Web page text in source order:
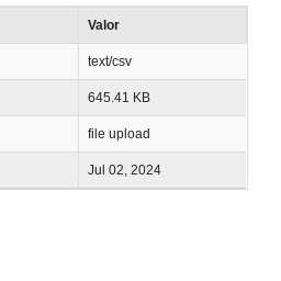
Valor
text/csv
645.41 KB
file upload
Jul 02, 2024